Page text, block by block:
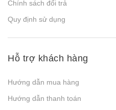
Chính sách đổi trả
Quy định sử dụng
Hỗ trợ khách hàng
Hướng dẫn mua hàng
Hướng dẫn thanh toán